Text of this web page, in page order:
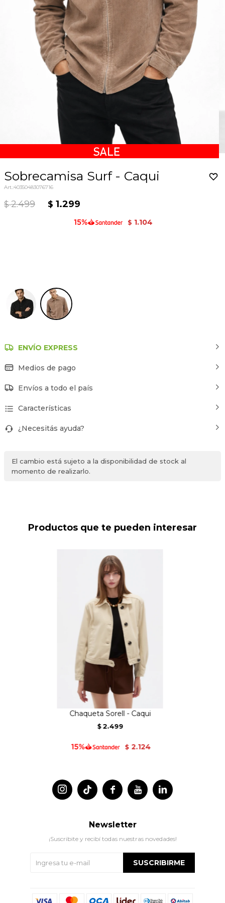
Sobrecamisa Surf - Caqui
40350483076716
$ 2.499 $ 1.299
$ 1.104
ENVÍO EXPRESS
Medios de pago
Envíos a todo el país
Características
¿Necesitás ayuda?
El cambio está sujeto a la disponibilidad de stock al
momento de realizarlo.
Productos que te pueden interesar
Chaqueta Sorell - Caqui
$ 2.499
$ 2.124
 
 
Newsletter
¡Suscribite y recibí todas nuestras novedades!
SUSCRIBIRME